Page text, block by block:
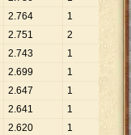
2.764 1
2.751 2
2.743 1 2
2.699 1
2.647 1
2.641 1
2.620 1 2